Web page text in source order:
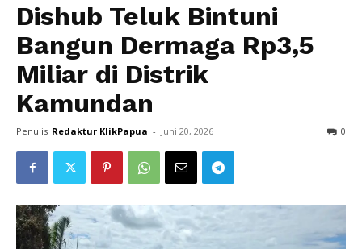
Dishub Teluk Bintuni
Bangun Dermaga Rp3,5
Miliar di Distrik
Kamundan
Penulis Redaktur KlikPapua - Juni 20, 2026 0